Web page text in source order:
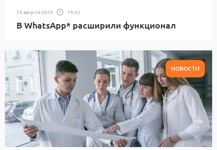
15 августа 2024 14:25
В WhatsApp* расширили функционал
НОВОСТИ